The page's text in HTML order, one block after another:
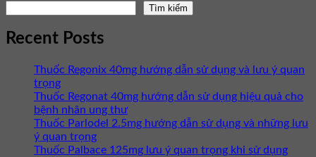
Tìm kiếm
Recent Posts
Thuốc Regonix 40mg hướng dẫn sử dụng và lưu ý quan
trọng
Thuốc Regonat 40mg hướng dẫn sử dụng hiệu quả cho
bệnh nhân ung thư
Thuốc Parlodel 2.5mg hướng dẫn sử dụng và những lưu
ý quan trọng
Thuốc Palbace 125mg lưu ý quan trọng khi sử dụng